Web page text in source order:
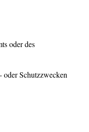
oder des
oder Schutzzwecken